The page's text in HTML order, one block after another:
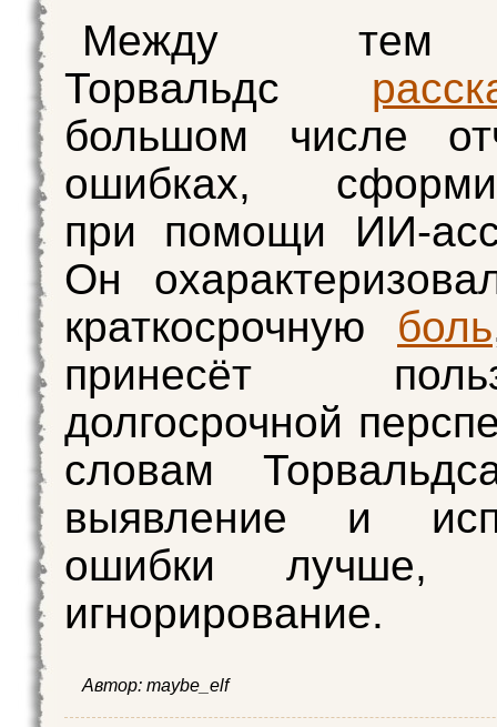
Между тем
Торвальдс
большом числе
ошибках,
при помощи ИИ-
Он
краткосрочную боль
принесёт
долгосрочной
словам
выявление и
ошибки
игнорирование.
Автор: maybe_elf